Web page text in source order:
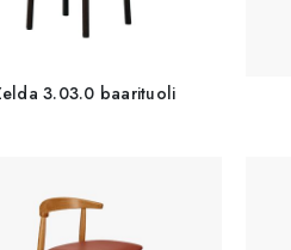
3.03.0 baarituoli